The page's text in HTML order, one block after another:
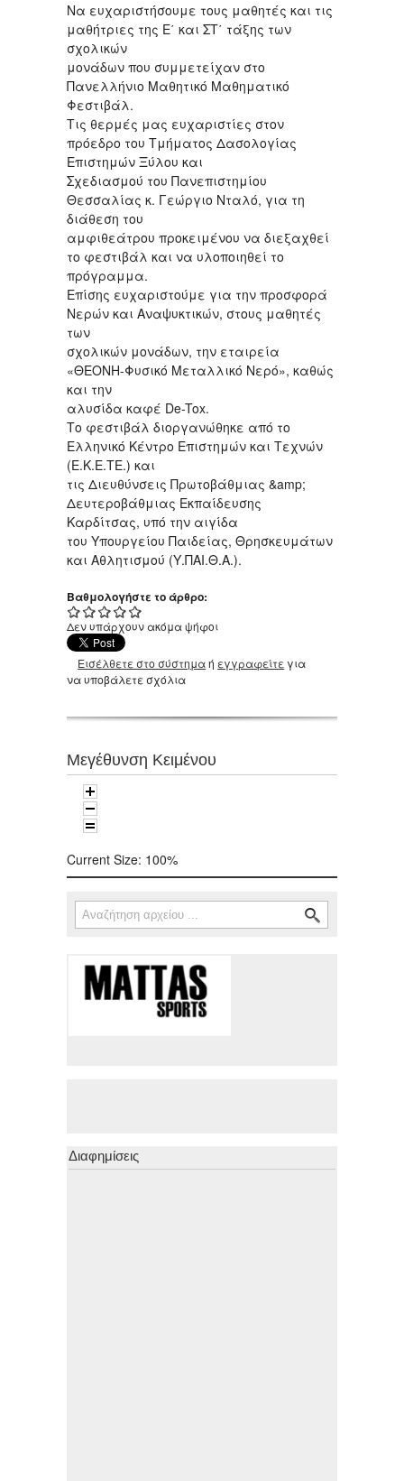
Να ευχαριστήσουμε τους μαθητές και τις
μαθήτριες της Ε΄ και ΣΤ΄ τάξης των
σχολικών
μονάδων που συμμετείχαν στο
Πανελλήνιο Μαθητικό Μαθηματικό
Φεστιβάλ.
Τις θερμές μας ευχαριστίες στον
πρόεδρο του Τμήματος Δασολογίας
Επιστημών Ξύλου και
Σχεδιασμού του Πανεπιστημίου
Θεσσαλίας κ. Γεώργιο Νταλό, για τη
διάθεση του
αμφιθεάτρου προκειμένου να διεξαχθεί
το φεστιβάλ και να υλοποιηθεί το
πρόγραμμα.
Επίσης ευχαριστούμε για την προσφορά
Νερών και Αναψυκτικών, στους μαθητές
των
σχολικών μονάδων, την εταιρεία
«ΘΕΟΝΗ-Φυσικό Μεταλλικό Νερό», καθώς
και την
αλυσίδα καφέ De-Tox.
Το φεστιβάλ διοργανώθηκε από το
Ελληνικό Κέντρο Επιστημών και Τεχνών
(Ε.Κ.Ε.ΤΕ.) και
τις Διευθύνσεις Πρωτοβάθμιας &amp;
Δευτεροβάθμιας Εκπαίδευσης
Καρδίτσας, υπό την αιγίδα
του Υπουργείου Παιδείας, Θρησκευμάτων
και Αθλητισμού (Υ.ΠΑΙ.Θ.Α.).
Βαθμολογήστε το άρθρο:
Δεν υπάρχουν ακόμα ψήφοι
Εισέλθετε στο σύστημαή εγγραφείτε για
να υποβάλετε σχόλια
Μεγέθυνση Κειμένου
Current Size: 100%
Φόρμα αναζήτησης
Αναζήτηση
Διαφημίσεις